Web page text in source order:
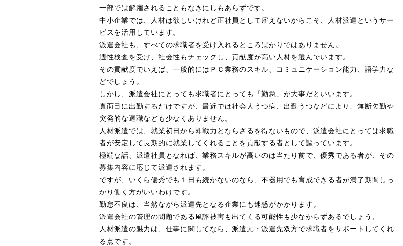
一部では解雇されることもなきにしもあらずです。
中小企業では、人材は欲しいけれど正社員として雇えないからこそ、人材派遣というサー
ビスを活用しています。
派遣会社も、すべての求職者を受け入れるところばかりではありません。
適性検査を受け、社会性もチェックし、貢献度が高い人材を選んでいます。
その貢献度でいえば、一般的にはＰＣ業務のスキル、コミュニケーション能力、語学力な
どでしょう。
しかし、派遣会社にとっても求職者にとっても「勤怠」が大事だといいます。
真面目に出勤するだけですが、最近では社会人うつ病、出勤うつなどにより、無断欠勤や
突発的な退職なども少なくありません。
人材派遣では、就業初日から即戦力とならざるを得ないもので、派遣会社にとっては求職
者が安定して長期的に就業してくれることを貢献する者として謳っています。
極端な話、派遣社員となれば、業務スキルが高いのは当たり前で、優秀である者が、その
募集内容に応じて派遣されます。
ですが、いくら優秀でも１日も続かないのなら、不器用でも育成できる者が満了期間しっ
かり働く方がいいわけです。
勤怠不良は、当然ながら派遣先となる企業にも迷惑がかかります。
派遣会社の管理の問題である風評被害も出てくる可能性も少なからずあるでしょう。
人材派遣の魅力は、仕事に関してなら、派遣元・派遣先双方で求職者をサポートしてくれ
る点です。